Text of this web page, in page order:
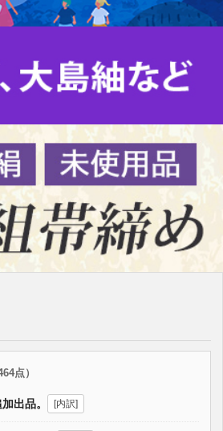
点）
出品。 [内訳]